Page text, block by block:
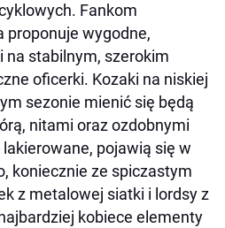
Fankom
proponuje wygodne,
na stabilnym, szerokim
oficerki. Kozaki na niskiej
sezonie mienić się będą
nitami oraz ozdobnymi
pojawią się w
koniecznie ze spiczastym
z metalowej siatki i lordsy z
kobiece elementy